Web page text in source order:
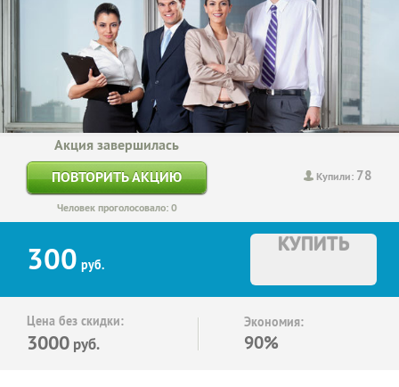
Купили: 78
Акция завершилась
ПОВТОРИТЬ АКЦИЮ
Человек проголосовало: 0
300 руб.
КУПИТЬ
Цена без скидки:
3000 руб.
Экономия:
90%